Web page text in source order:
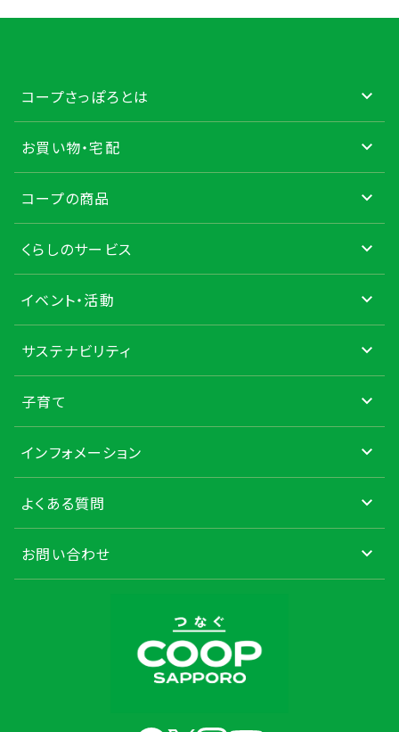
コープさっぽろとは
お買い物・宅配
コープの商品
くらしのサービス
イベント・活動
サステナビリティ
子育て
インフォメーション
よくある質問
お問い合わせ